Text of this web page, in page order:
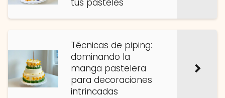
tus pasteles
Técnicas de piping:
dominando la
manga pastelera
para decoraciones
intrincadas